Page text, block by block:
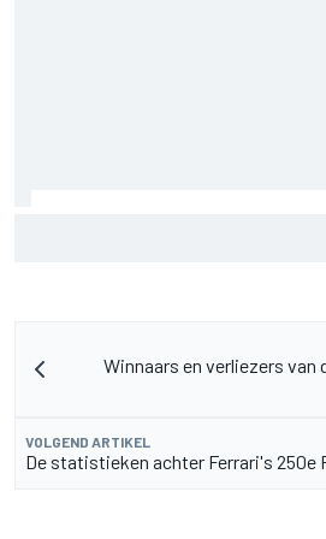
Winnaars en verliezers van
VOLGEND ARTIKEL
De statistieken achter Ferrari's 250e